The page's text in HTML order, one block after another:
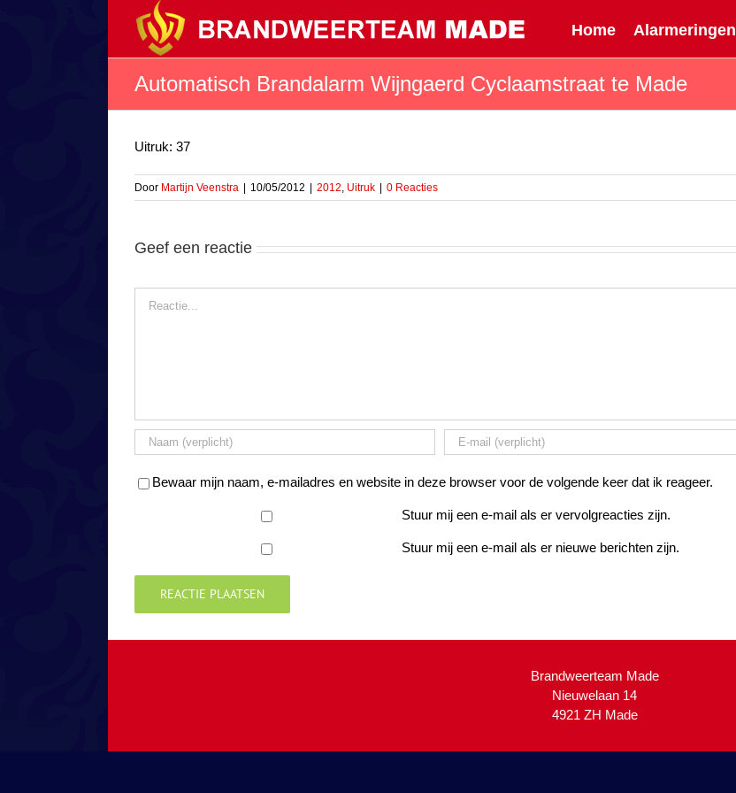
Home Alarmeringen
Automatisch Brandalarm Wijngaerd Cyclaamstraat te Made
Uitruk: 37
Door Martijn Veenstra 10/05/2012 2012, Uitruk 0 Reacties
Geef een reactie
Bewaar mijn naam, e-mailadres en website in deze browser voor de volgende keer dat ik reageer.
Stuur mij een e-mail als er vervolgreacties zijn.
Stuur mij een e-mail als er nieuwe berichten zijn.
Brandweerteam Made
Nieuwelaan 14
4921 ZH Made